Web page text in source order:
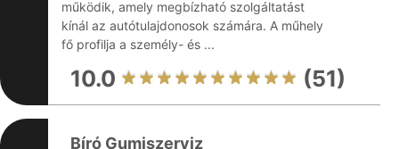
működik, amely megbízható szolgáltatást
kínál az autótulajdonosok számára. A műhely
fő profilja a személy- és ...
10.0 (51)
Bíró Gumiszerviz